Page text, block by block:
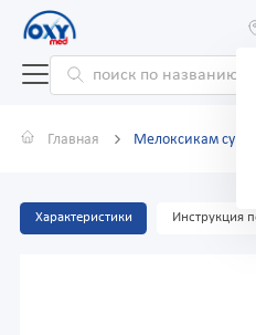
Главная Мелоксикам
Характеристики Инструкция